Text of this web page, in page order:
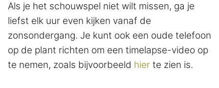
Als je het schouwspel niet wilt missen, ga je
liefst elk uur even kijken vanaf de
zonsondergang. Je kunt ook een oude telefoon
op de plant richten om een timelapse-video op
te nemen, zoals bijvoorbeeld hier te zien is.